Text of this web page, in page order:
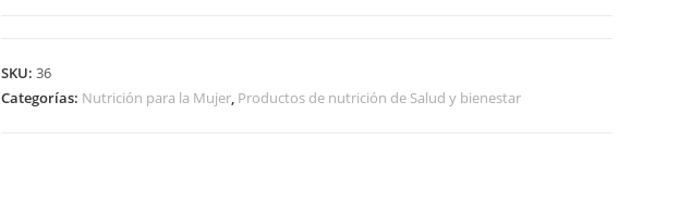
&
MINERALS
SKU: 36
Categorías: Nutrición para la Mujer, Productos de nutrición de Salud y bienestar